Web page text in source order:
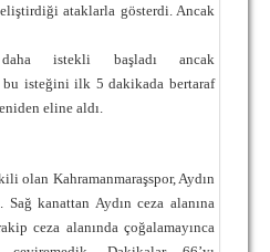
ataklarla gösterdi. Ancak
istekli başladı ancak
bu isteğini ilk 5 dakikada bertaraf
eline aldı.
olan Kahramanmaraşspor, Aydın
kanattan Aydın ceza alanına
ceza alanında çoğalamayınca